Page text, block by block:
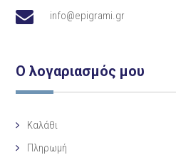
info@epigrami.gr
Ο λογαριασμός μου
Καλάθι
Πληρωμή